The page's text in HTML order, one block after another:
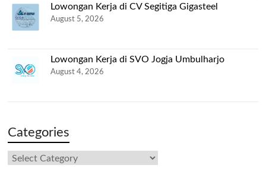
Lowongan Kerja di CV Segitiga Gigasteel
August 5, 2026
Lowongan Kerja di SVO Jogja Umbulharjo
August 4, 2026
Categories